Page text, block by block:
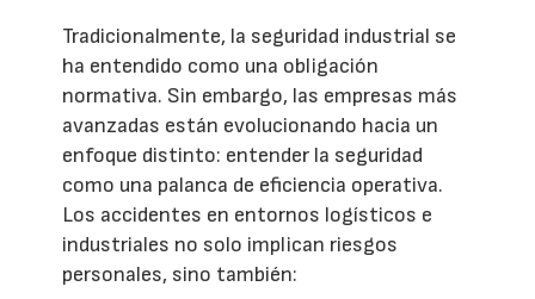
Tradicionalmente, la seguridad industrial se
ha entendido como una obligación
normativa. Sin embargo, las empresas más
avanzadas están evolucionando hacia un
enfoque distinto: entender la seguridad
como una palanca de eficiencia operativa.
Los accidentes en entornos logísticos e
industriales no solo implican riesgos
personales, sino también: